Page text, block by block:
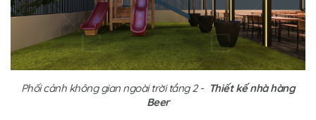
Phối cảnh không gian ngoài trời tầng 2 - Thiết kế nhà hàng
Beer